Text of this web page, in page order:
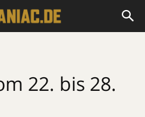
22. bis 28.